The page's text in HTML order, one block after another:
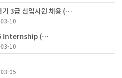
기 3급 신입사원 채용 (…
10
Internship (…
10
05